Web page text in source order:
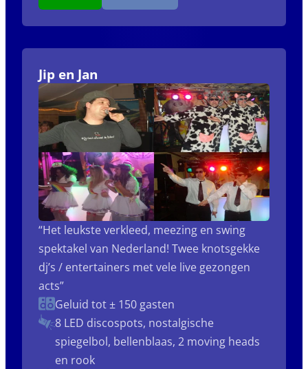
Jip en Jan
“Het leukste verkleed, meezing en swing
spektakel van Nederland! Twee knotsgekke
dj’s / entertainers met vele live gezongen
acts”
Geluid tot ± 150 gasten
8 LED discospots, nostalgische
spiegelbol, bellenblaas, 2 moving heads
en rook